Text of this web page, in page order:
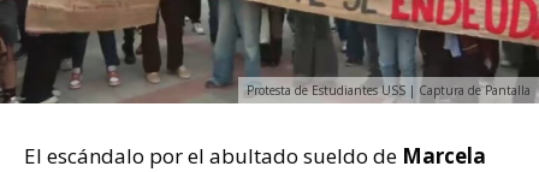
Protesta de Estudiantes USS | Captura de Pantalla
El escándalo por el abultado sueldo de Marcela